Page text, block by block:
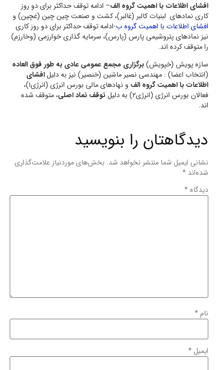
افشای اطلاعات با اهمیت گروه الف– ادامه توقف حداکثر برای دو روز
کاری نمادهای لبنیات کالبر (غالبر)، کشت و صنعت چین چین (غچین) و
افشای اطلاعات با اهمیت گروه ب-ادامه توقف حداکثر برای دو روز کاری
نیز نمادهای پتروشیمی پارس (پارس)، سرمایه گذاری خوارزمی (وخارزم)
را متوقف کرده اند.
سازه پویش (خپویش)برگزاری مجمع عمومی عادی به طور فوق العاده
(انتخاب اعضا) : مهندسی نصیر ماشین (خنصیر) نیز به دلیلافشای
اطلاعات با اهمیت گروه الف
و نهادهای مالی بورس انرژی (انرژی۱)،
فعالان بورس انرژی (انرژی۲) به دلیل
توقف نماد اصلی، متوقف شده
اند.
دیدگاهتان را بنویسید
نشانی ایمیل شما منتشر نخواهد شد. بخش‌های موردنیاز علامت‌گذاری
شده‌اند *
دیدگاه *
نام*
ایمیل*